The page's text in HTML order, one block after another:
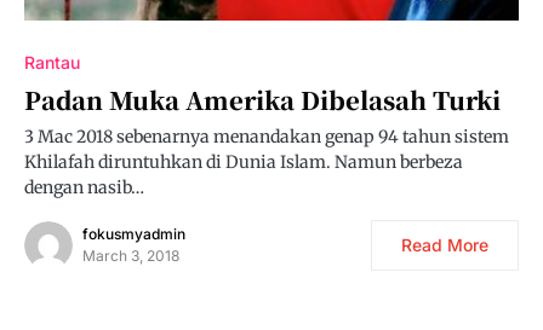
Rantau
Padan Muka Amerika Dibelasah Turki
3 Mac 2018 sebenarnya menandakan genap 94 tahun sistem
Khilafah diruntuhkan di Dunia Islam. Namun berbeza
dengan nasib…
fokusmyadmin
March 3, 2018
Read More